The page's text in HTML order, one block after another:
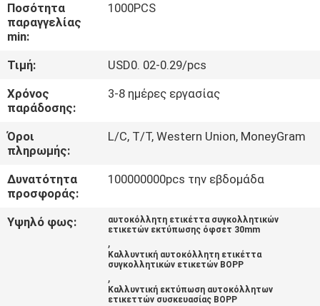
ΜΑΣ
ΕΛΆΤΕ
ΣΕ
ΕΠΑΦΉ
ΜΕ
ΖΗΤΉΣΤΕ
ΈΝΑ
ΑΠΌΣΠΑΣΜΑ
Ποσότητα
παραγγελίας
min:
1000PCS
Τιμή:
USD0. 02-0.29/pcs
Χρόνος
παράδοσης:
3-8 ημέρες εργασίας
Όροι
πληρωμής:
L/C, T/T, Western Union, MoneyGram
Δυνατότητα
προσφοράς:
100000000pcs την εβδομάδα
Υψηλό φως:
αυτοκόλλητη ετικέττα συγκολλητικών
ετικετών εκτύπωσης όφσετ 30mm
,
Καλλυντική αυτοκόλλητη ετικέττα
συγκολλητικών ετικετών BOPP
,
Καλλυντική εκτύπωση αυτοκόλλητων
ετικεττών συσκευασίας BOPP